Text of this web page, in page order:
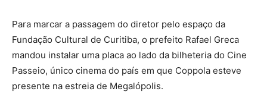
Para marcar a passagem do diretor pelo espaço da
Fundação Cultural de Curitiba, o prefeito Rafael Greca
mandou instalar uma placa ao lado da bilheteria do Cine
Passeio, único cinema do país em que Coppola esteve
presente na estreia de Megalópolis.